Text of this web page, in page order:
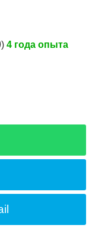
4 года опыта